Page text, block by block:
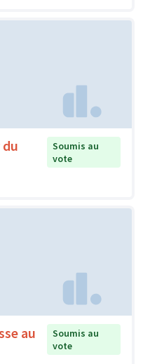
Soumis au
vote
au
Soumis au
vote